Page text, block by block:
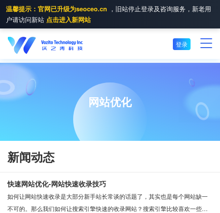
温馨提示：官网已升级为seoceo.cn ，旧站停止登录及咨询服务，新老用
户请访问新站 点击进入新网站
登录
网站优化
新闻动态
快速网站优化-网站快速收录技巧
如何让网站快速收录是大部分新手站长常谈的话题了，其实也是每个网站缺一
不可的。那么我们如何让搜索引擎快速的收录网站？搜索引擎比较喜欢一些原